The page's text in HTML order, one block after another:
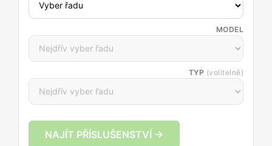
MODEL
TYP (volitelně)
NAJÍT PŘÍSLUŠENSTVÍ →